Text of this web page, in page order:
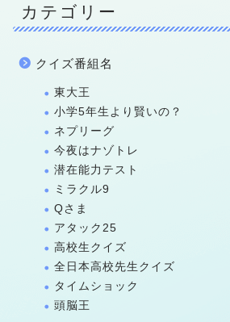
カテゴリー
クイズ番組名
東大王
小学5年生より賢いの？
ネプリーグ
今夜はナゾトレ
潜在能力テスト
ミラクル9
Qさま
アタック25
高校生クイズ
全日本高校先生クイズ
タイムショック
頭脳王